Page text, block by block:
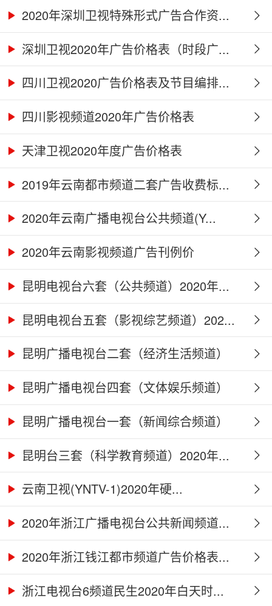
2020年深圳卫视特殊形式广告合作资...
深圳卫视2020年广告价格表（时段广...
四川卫视2020广告价格表及节目编排...
四川影视频道2020年广告价格表
天津卫视2020年度广告价格表
2019年云南都市频道二套广告收费标...
2020年云南广播电视台公共频道(Y...
2020年云南影视频道广告刊例价
昆明电视台六套（公共频道）2020年...
昆明电视台五套（影视综艺频道）202...
昆明广播电视台二套（经济生活频道）
2... 昆明广播电视台四套（文体娱乐频道）
2... 昆明广播电视台一套（新闻综合频道）
2... 昆明台三套（科学教育频道）2020年...
云南卫视(YNTV-1)2020年硬...
2020年浙江广播电视台公共新闻频道...
2020年浙江钱江都市频道广告价格表...
浙江电视台6频道民生2020年白天时...